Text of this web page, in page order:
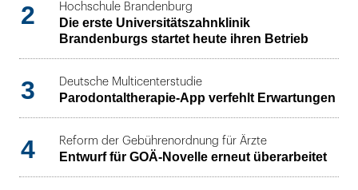
2
Hochschule Brandenburg
Die erste Universitätszahnklinik
Brandenburgs startet heute ihren Betrieb
3 Deutsche Multicenterstudie
Parodontaltherapie-App verfehlt Erwartungen
4 Reform der Gebührenordnung für Ärzte
Entwurf für GOÄ-Novelle erneut überarbeitet